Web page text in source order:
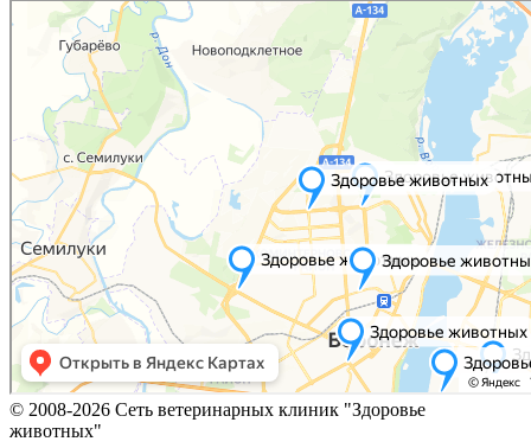
© 2008-2026 Сеть ветеринарных клиник "Здоровье
животных"